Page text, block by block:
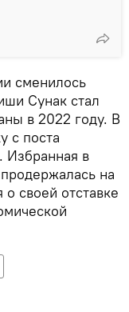
сменилось
Сунак стал
в 2022 году. В
с поста
Избранная в
на
своей отставке